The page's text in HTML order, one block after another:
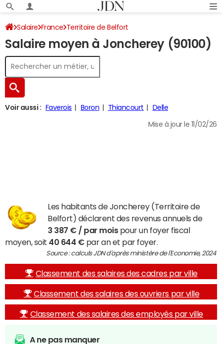
Salaire France Territoire de Belfort
Salaire moyen à Joncherey (90100)
Voir aussi : Faverois Boron Thiancourt Delle
Mise à jour le 11/02/26
Les habitants de Joncherey (Territoire de
Belfort) déclarent des revenus annuels de
3 387 € / par moispour un foyer fiscal
moyen, soit 40 644 € par an et par foyer.
Source : calculs JDN d'après ministère de l'Economie, 2024
Classement des salaires des cadres par ville
Classement des salaires des ouvriers par ville
Classement des salaires des employés par ville
A ne pas manquer